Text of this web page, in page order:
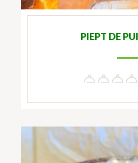
PIEPT DE